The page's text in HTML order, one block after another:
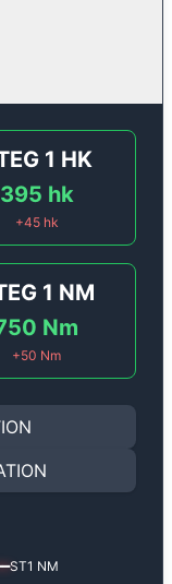
1 HK
395 hk
+45hk
1 NM
Nm
+50 Nm
D4 D4 Biturbo -
hkoch
lägre
ett antal
din bil
ST1 NM